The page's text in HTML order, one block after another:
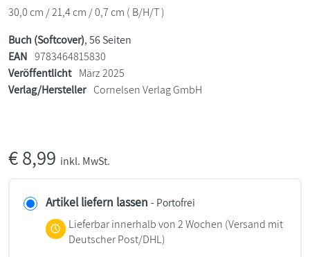
30,0 cm / 21,4 cm / 0,7 cm ( B/H/T )
Buch (Softcover), 56 Seiten
EAN 9783464815830
Veröffentlicht März 2025
Verlag/Hersteller Cornelsen Verlag GmbH
€8,99 inkl. MwSt.
Artikel liefern lassen - Portofrei
Lieferbar innerhalb von 2 Wochen (Versand mit
Deutscher Post/DHL)